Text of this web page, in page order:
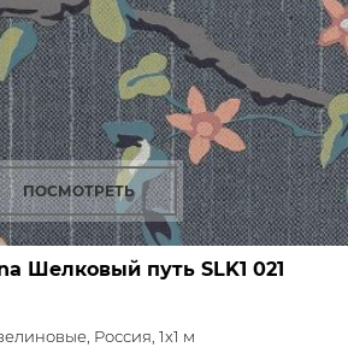
ПОСМОТРЕТЬ
Шелковый путьSLK1 021
Россия, 1x1 м